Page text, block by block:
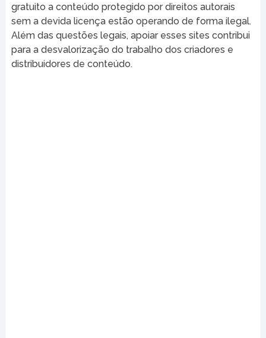
gratuito a conteúdo protegido por direitos autorais
sem a devida licença estão operando de forma ilegal.
Além das questões legais, apoiar esses sites contribui
para a desvalorização do trabalho dos criadores e
distribuidores de conteúdo.